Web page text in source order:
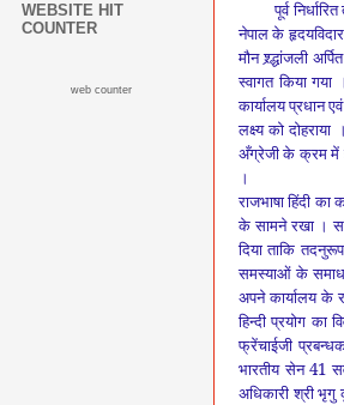
पूर्व
नेपाल के
मौन श्र्द्धांजली
स्वागत किया गया
कार्यालय प्रधान
लक्ष्य को दोहराया
अँग्रेजी के क्रम में
।
राजभाषा हिंदी
के सामने रखा ।
दिया ताकि
समस्‍याओं के
अपनेकार्यालय के
हिन्दी प्रयोग का
फ्रेंचाईजी
भारतीयसेन 41
अधिकारी श्री भृगु
WEBSITE HIT
COUNTER
web counter